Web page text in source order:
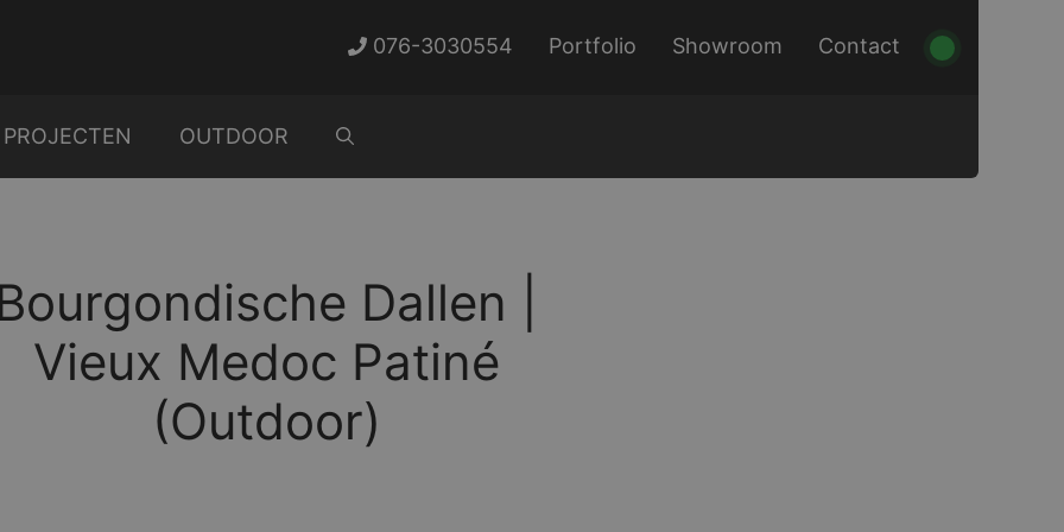
076-3030554 Portfolio Showroom Contact
PROJECTEN OUTDOOR
Dallen |
Vieux Medoc Patiné
(Outdoor)